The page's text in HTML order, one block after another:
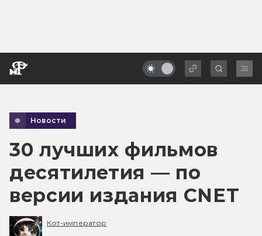
Новости
30 лучших фильмов
десятилетия — по
версии издания CNET
Кот-император